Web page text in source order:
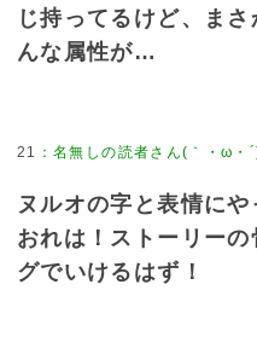
じ持ってるけど、ま
んな属性が…
21 ：名無しの読者さん(｀・ω・
ヌルオの字と表情に
おれは！ストーリー
グでいけるはず！